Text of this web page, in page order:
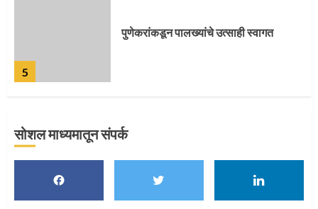
5
पुणेकरांकडून पालख्यांचे उत्साही स्वागत
मुख्यमंत्र्यांच्या हस्ते विठ्ठलाची महापूजा
सोशल माध्यमातून संपर्क